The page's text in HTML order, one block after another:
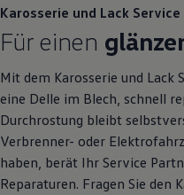
Karosserie und Lack Service
Für einen
Mit dem Karosserie und Lack
eine Delle im Blech, schnell
Durchrostung bleibt
Verbrenner- oder
haben, berät Ihr Service
Reparaturen. Fragen Sie den